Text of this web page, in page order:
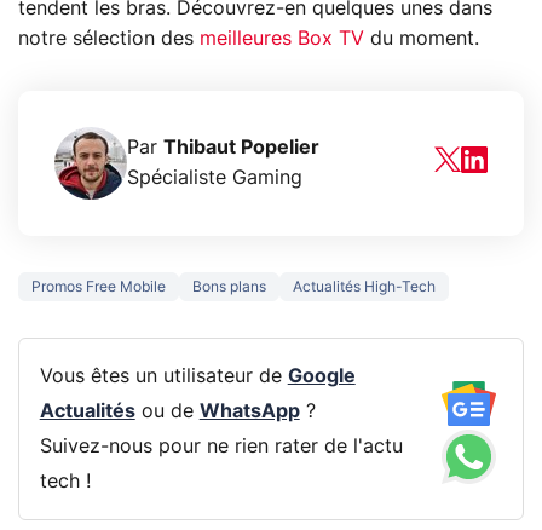
tendent les bras. Découvrez-en quelques unes dans
notre sélection des meilleures Box TV du moment.
Par Thibaut Popelier
Spécialiste Gaming
Promos Free Mobile Bons plans Actualités High-Tech
Vous êtes un utilisateur de Google
Actualitésou de WhatsApp?
Suivez-nous pour ne rien rater de l'actu
tech !